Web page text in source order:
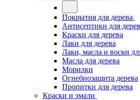
Покрытия для дерева
Антисептики для
Краски для дерева
Лаки для дерева
Лаки, масла и воски
Масла для дерева
Морилки
Огнебиозащита дерева
Пропитки для дерева
Краски и эмали